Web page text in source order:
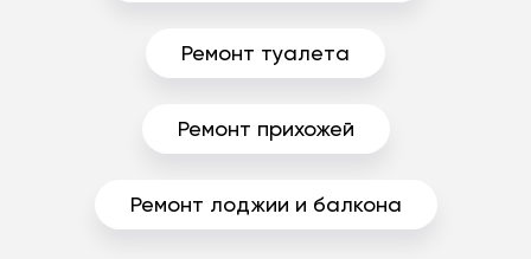
Ремонт туалета
Ремонт прихожей
Ремонт лоджии и балкона